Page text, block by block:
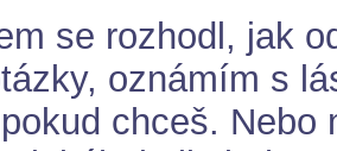
se rozhodl, jak
oznámím s
chceš. Nebo